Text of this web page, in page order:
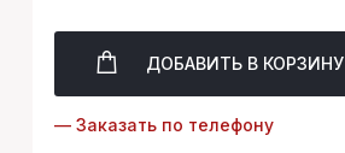
ДОБАВИТЬ В КОРЗИНУ
— Заказать по телефону